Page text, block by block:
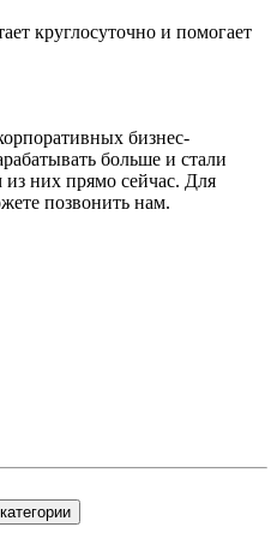
круглосуточно и помогает
бизнес-
больше и стали
них прямо сейчас. Для
позвонить нам.